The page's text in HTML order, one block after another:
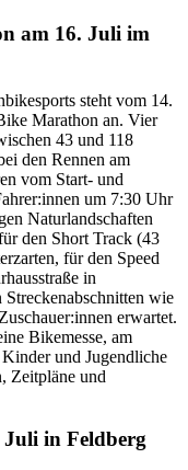
am 16. Juli im
steht vom 14.
Marathon an. Vier
43 und 118
den Rennen am
vom Start- und
um 7:30 Uhr
Naturlandschaften
den Short Track (43
für den Speed
in
wie
erwartet.
Bikemesse, am
Kinder und Jugendliche
Zeitpläne und
in Feldberg